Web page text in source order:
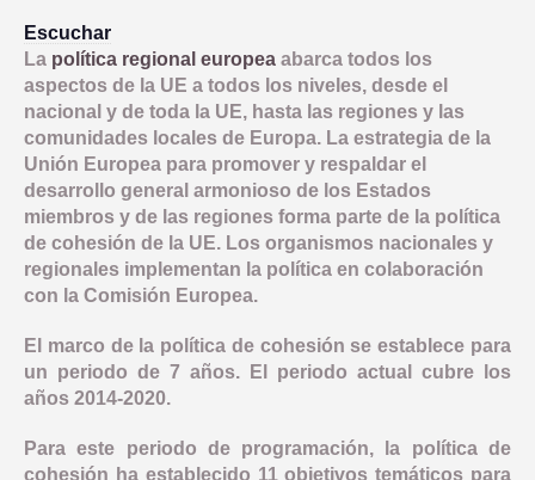
PROGRAMACIÓN
GESTIÓN Y SEGUIMIENTO
PRESENTACION
PLAN IMPLEMENTACIÓN
OBJETIVO TEMATICO 2
OBJETIVO TEMATICO 4
LINEA 2: INFRAESTRUCTURA Y FOMENTO DE LA MOVILIDAD
LINEA 3: ACCIONES PARA MEJORAR LA EFICIENCIA
OBJETIVO TEMATICO 6
LINEA 4: REHABILITACION Y PUESTA EN VALOR DEL
OBJETIVO TEMATICO 9
DOCUMENTACIÓN
CONVOCATORIAS
EVALUACIÓN
OBJETIVOS
INDICADORES PRODUCTIVIDAD
INDICADORES RESULTADO
COMUNICACIÓN
INDICADORES DE COMUNICACION
NOTICIAS
BUENAS PRÁCTICAS
COMPROMISO ANTIFRAUDE
Escuchar
La política regional europea abarca todos los
aspectos de la UE a todos los niveles, desde el
nacional y de toda la UE, hasta las regiones y las
comunidades locales de Europa. La estrategia de la
Unión Europea para promover y respaldar el
desarrollo general armonioso de los Estados
miembros y de las regiones forma parte de la política
de cohesión de la UE. Los organismos nacionales y
regionales implementan la política en colaboración
con la Comisión Europea.
El marco de la política de cohesión se establece para
un periodo de 7 años. El periodo actual cubre los
años 2014-2020.
Para este periodo de programación, la política de
cohesión ha establecido 11 objetivos temáticos para